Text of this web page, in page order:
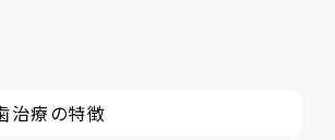
治療の特徴